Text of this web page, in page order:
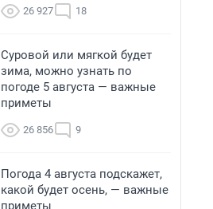
26 927 18
Суровой или мягкой будет
зима, можно узнать по
погоде 5 августа — важные
приметы
26 856 9
Погода 4 августа подскажет,
какой будет осень, — важные
приметы